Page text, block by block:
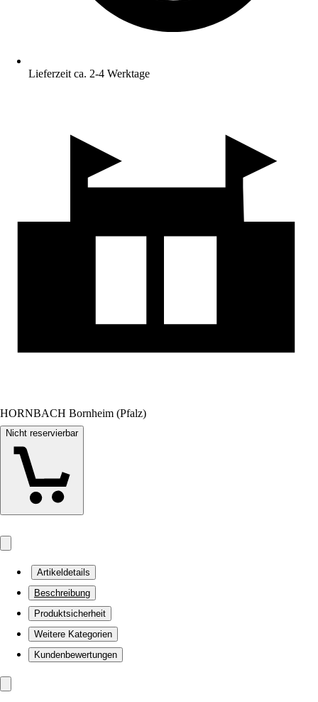
Lieferzeit ca. 2-4 Werktage
HORNBACH Bornheim (Pfalz)
Nicht reservierbar
Artikeldetails
Beschreibung
Produktsicherheit
Weitere Kategorien
Kundenbewertungen